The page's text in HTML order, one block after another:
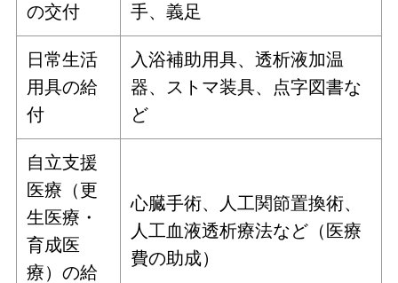
の交付
手、義足
日常生活
用具の給
付
入浴補助用具、透析液加温
器、ストマ装具、点字図書な
ど
自立支援
医療（更
生医療・
育成医
療）の給
心臓手術、人工関節置換術、
人工血液透析療法など（医療
費の助成）